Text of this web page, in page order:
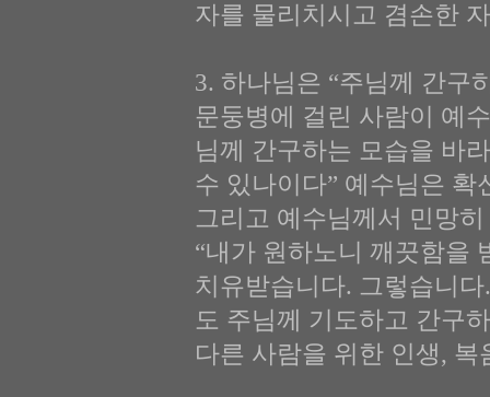
자를 물리치시고 겸손한
3. 하나님은 “주님께 간구
문둥병에 걸린 사람이 예
님께 간구하는 모습을 바
수 있나이다” 예수님은
그리고 예수님께서 민망
“내가 원하노니 깨끗함을
치유받습니다. 그렇습니
도 주님께 기도하고 간구
다른 사람을 위한 인생,